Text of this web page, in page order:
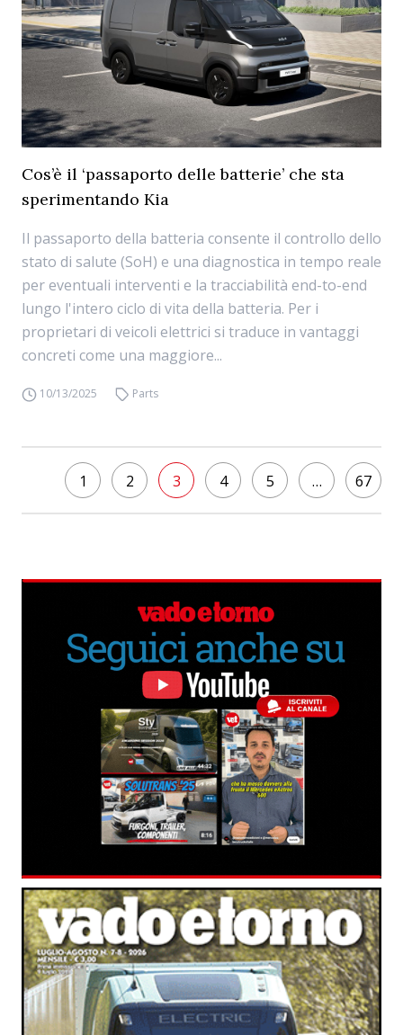
Cos’è il ‘passaporto delle batterie’ che sta
sperimentando Kia
Il passaporto della batteria consente il controllo dello
stato di salute (SoH) e una diagnostica in tempo reale
per eventuali interventi e la tracciabilità end-to-end
lungo l'intero ciclo di vita della batteria. Per i
proprietari di veicoli elettrici si traduce in vantaggi
concreti come una maggiore...
10/13/2025 Parts
1 2 3 4 5 … 67